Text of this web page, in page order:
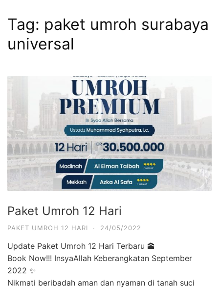
Tag: paket umroh surabaya
universal
Paket Umroh 12 Hari
PAKET UMROH 12 HARI · 24/05/2022
Update Paket Umroh 12 Hari Terbaru 🕋
Book Now!!! InsyaAllah Keberangkatan September
2022 ✨
Nikmati beribadah aman dan nyaman di tanah suci